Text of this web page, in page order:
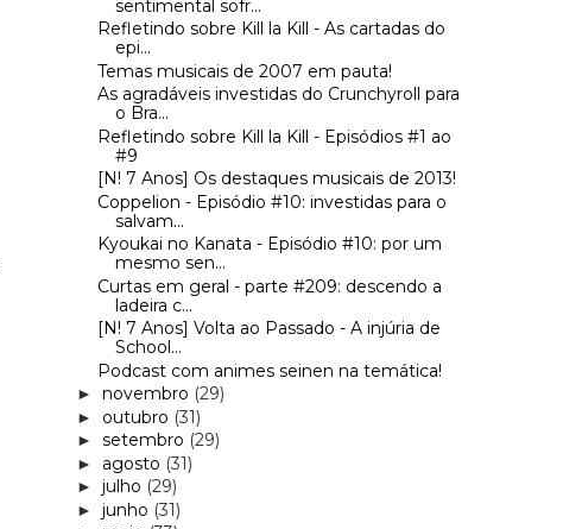
sentimental sofr...
Refletindo sobre Kill la Kill - As cartadas do
epi...
Temas musicais de 2007 em pauta!
As agradáveis investidas do Crunchyroll para
o Bra...
Refletindo sobre Kill la Kill - Episódios #1 ao
#9
[N! 7 Anos] Os destaques musicais de 2013!
Coppelion - Episódio #10: investidas para o
salvam...
Kyoukai no Kanata - Episódio #10: por um
mesmo sen...
Curtas em geral - parte #209: descendo a
ladeira c...
[N! 7 Anos] Volta ao Passado - A injúria de
School...
Podcast com animes seinen na temática!
► novembro (29)
► outubro (31)
► setembro (29)
► agosto (31)
► julho (29)
► junho (31)